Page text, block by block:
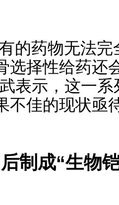
的药物无法
选择性给药还
表示，这一
不佳的现状亟
制成“生物